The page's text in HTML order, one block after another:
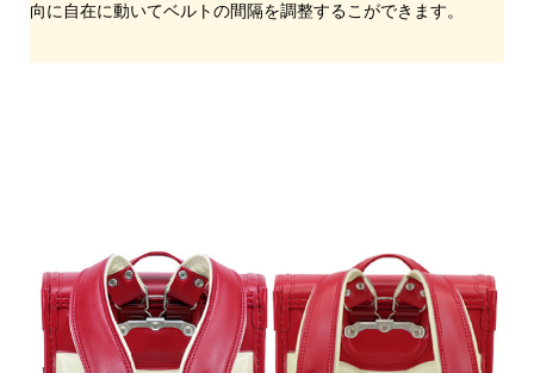
向に自在に動いてベルトの間隔を調整するこができます。